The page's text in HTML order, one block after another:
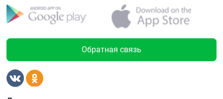
Способ применения и дозы
Интравагинальнорекомендуемая доза составляет
и вечером). Курс лечения — 5 дней.
Побочное действие
Местные реакции:
учащённое мочеиспускание, вульвит у полового
Обратная связь